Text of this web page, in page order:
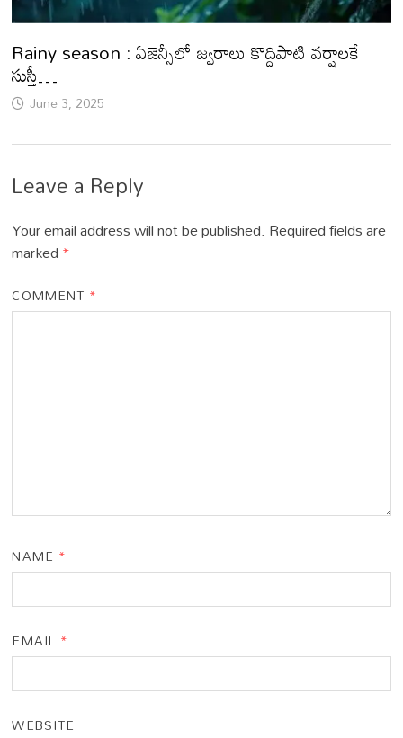
Rainy season : ఏజెన్సీలో జ్వరాలు కొద్దిపాటి వర్షాలకే
సుస్తీ…
June 3, 2025
Leave a Reply
Your email address will not be published. Required fields are
marked*
COMMENT *
NAME *
EMAIL *
WEBSITE